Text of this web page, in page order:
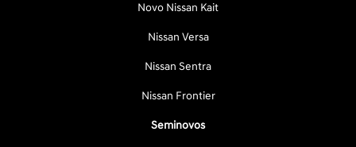
Novo Nissan Kait
Nissan Versa
Nissan Sentra
Nissan Frontier
Seminovos